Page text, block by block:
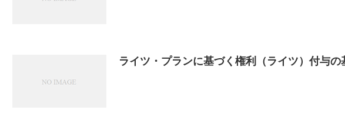
ライツ・プランに基づく権利（ライツ）付与